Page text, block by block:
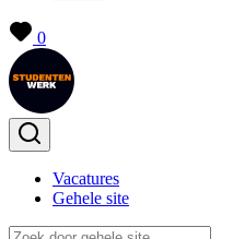
0
Vacatures
Gehele site